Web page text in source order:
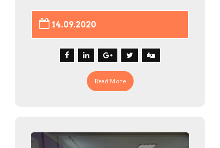
14.09.2020
Read More